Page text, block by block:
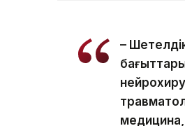
–
медицина,